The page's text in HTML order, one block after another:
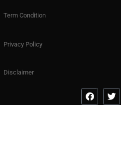
Term Condition
Privacy Policy
Disclaimer